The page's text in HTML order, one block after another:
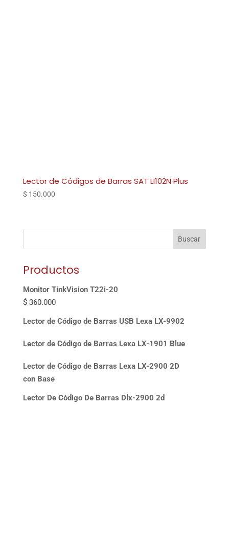
Lector de Códigos de Barras SAT LI102N Plus
$ 150.000
Buscar
Productos
Monitor TinkVision T22i-20
$360.000
Lector de Código de Barras USB Lexa LX-9902
Lector de Código de Barras Lexa LX-1901 Blue
Lector de Código de Barras Lexa LX-2900 2D
con Base
Lector De Código De Barras Dlx-2900 2d